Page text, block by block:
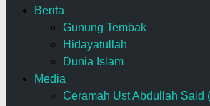
Berita
Gunung Tembak
Hidayatullah
Dunia Islam
Media
Ceramah Ust Abdullah Said